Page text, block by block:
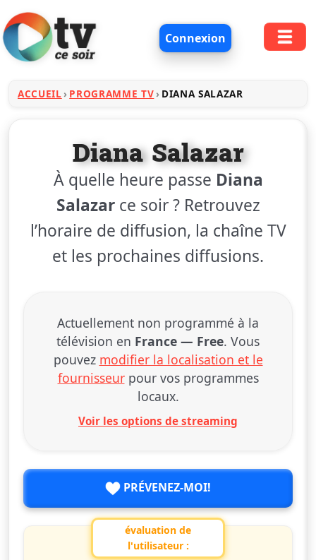
Connexion
ACCUEIL PROGRAMME TV DIANA SALAZAR
Diana Salazar
À quelle heure passe Diana
Salazarce soir ? Retrouvez
l’horaire de diffusion, la chaîne TV
et les prochaines diffusions.
Actuellement non programmé à la
télévision en France — Free. Vous
pouvez modifier la localisation et le
fournisseurpour vos programmes
locaux.
Voir les options de streaming
PRÉVENEZ-MOI!
évaluation de
l'utilisateur :